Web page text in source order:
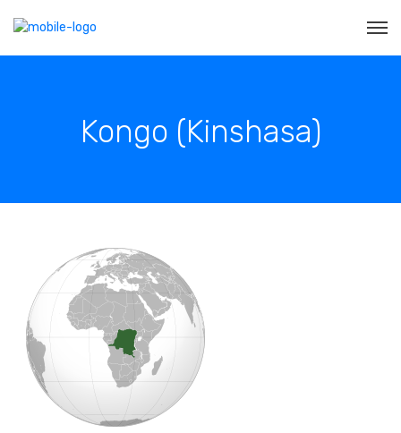
Kongo (Kinshasa)